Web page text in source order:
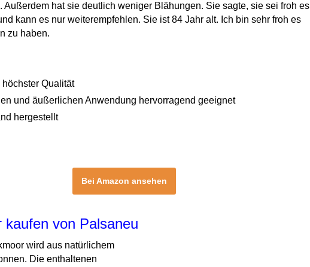
Außerdem hat sie deutlich weniger Blähungen. Sie sagte, sie sei froh es
kann es nur weiterempfehlen. Sie ist 84 Jahr alt. Ich bin sehr froh es
zu haben.
Qualität
und äußerlichen Anwendung hervorragend geeignet
hergestellt
Bei Amazon ansehen
kaufen von Palsaneu
wird aus natürlichem
Die enthaltenen